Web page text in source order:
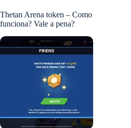
Thetan Arena token – Como
funciona? Vale a pena?